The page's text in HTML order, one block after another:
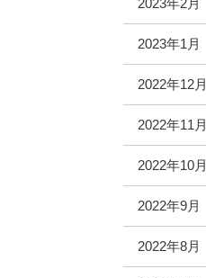
2023年2月
2023年1月
2022年12月
2022年11月
2022年10月
2022年9月
2022年8月